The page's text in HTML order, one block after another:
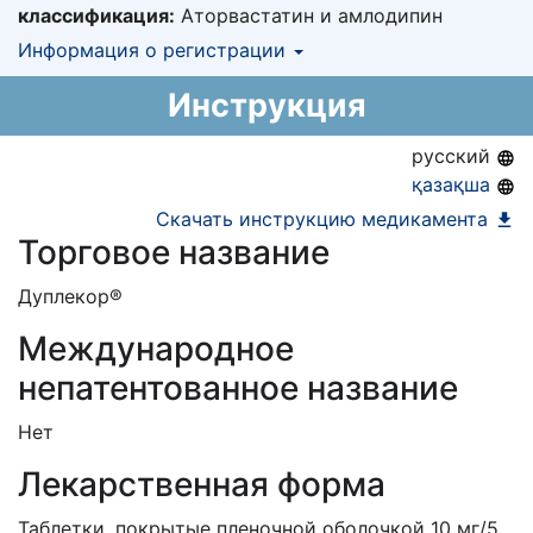
классификация: Аторвастатин и амлодипин
Информация о регистрации
Информация о регистрации в РК:25.06.2014 -
Инструкция
русский
қазақша
Скачать инструкцию медикамента
Торговое название
Дуплекор®
Международное
непатентованное название
Нет
Лекарственная форма
Таблетки, покрытые пленочной оболочкой 10 мг/5